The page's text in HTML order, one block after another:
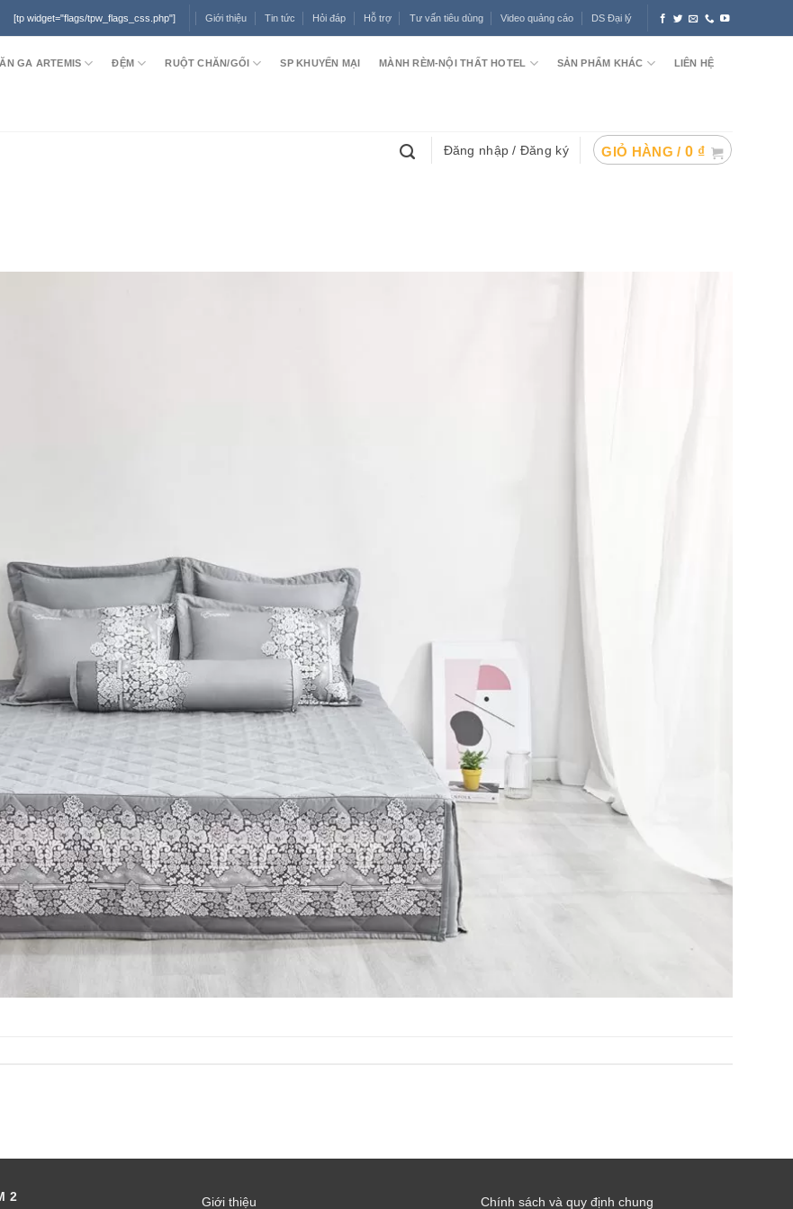
[tp widget="flags/tpw_flags_css.php"] Giới thiệu Tin tức Hỏi đáp Hỗ trợ Tư vấn tiêu dùng Video quảng cáo DS Đại lý
GA ARTEMIS ĐỆM RUỘT CHĂN/GỐI SP KHUYẾN MẠI MÀNH RÈM-NỘI THẤT HOTEL SẢN PHẨM KHÁC LIÊN HỆ
Đăng nhập / Đăng ký GIỎ HÀNG / 0 ₫
2 Giới thiệu Chính sách và quy định chung